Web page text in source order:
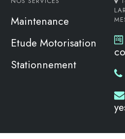
Maintenance
Etude Motorisation
Stationnement